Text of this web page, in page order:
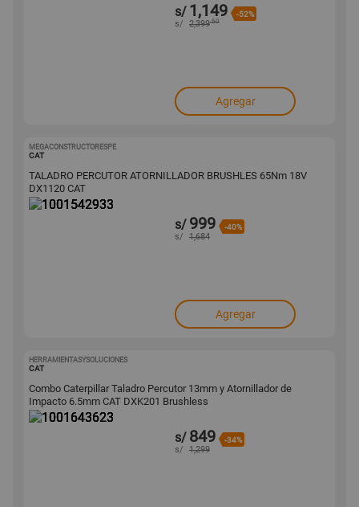
s/ 1,149 -52%
s/ 2,399.50
Agregar
MEGACONSTRUCTORESPE
CAT
TALADRO PERCUTOR ATORNILLADOR BRUSHLES 65Nm 18V
DX1120 CAT
s/ 999 -40%
s/ 1,684
Agregar
HERRAMIENTASYSOLUCIONES
CAT
Combo Caterpillar Taladro Percutor 13mm y Atornillador de
Impacto 6.5mm CAT DXK201 Brushless
s/ 849 -34%
s/ 1,299